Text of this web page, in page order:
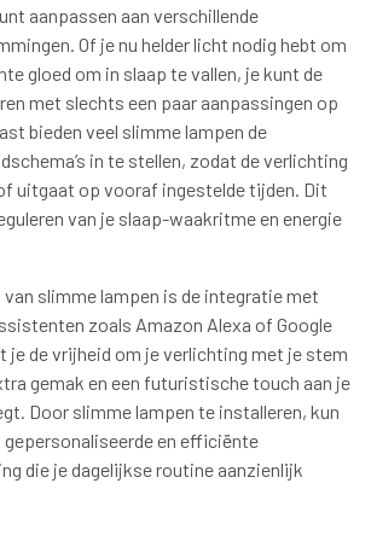
aanpassen aan verschillende
Of je nu helder licht nodig hebt om
gloed om in slaap te vallen, je kunt de
met slechts een paar aanpassingen op
bieden veel slimme lampen de
in te stellen, zodat de verlichting
uitgaat op vooraf ingestelde tijden. Dit
van je slaap-waakritme en energie
van slimme lampen is de integratie met
zoals Amazon Alexa of Google
de vrijheid om je verlichting met je stem
gemak en een futuristische touch aan je
Door slimme lampen te installeren, kun
gepersonaliseerde en efficiënte
die je dagelijkse routine aanzienlijk